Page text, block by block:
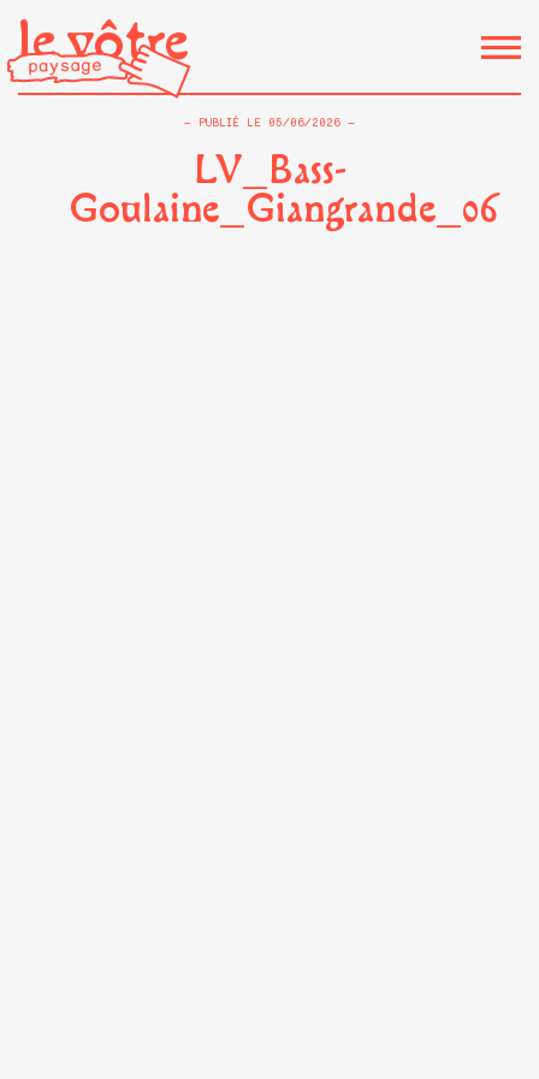
le vôtre
PUBLIÉ LE 05/06/2026
LV_Bass-
Goulaine_Giangrande_06